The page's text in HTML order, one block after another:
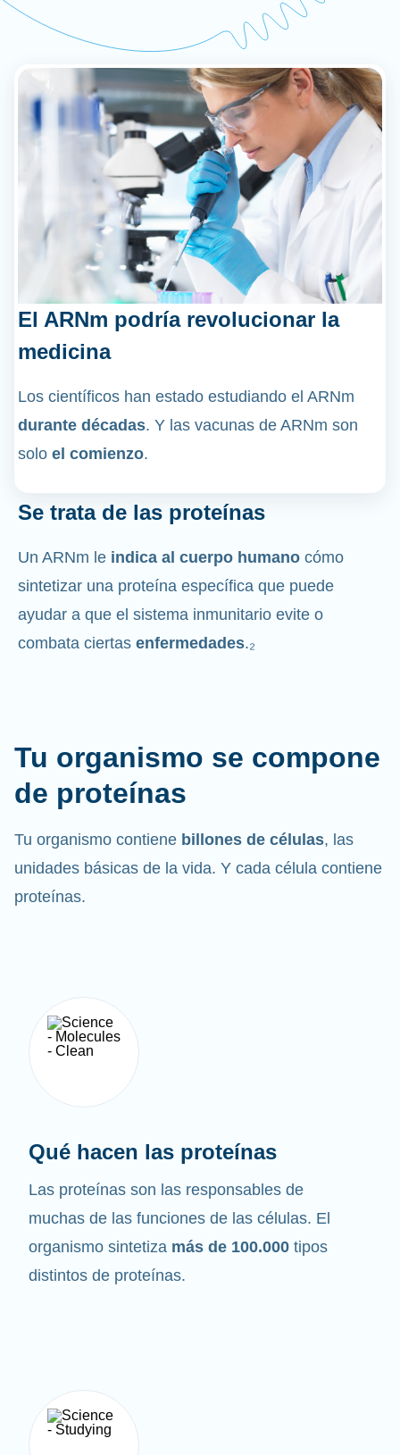
El ARNm podría revolucionar la
medicina
Los científicos han estado estudiando el ARNm
durante décadas. Y las vacunas de ARNm son
solo el comienzo.
Se trata de las proteínas
Un ARNm le indica al cuerpo humano cómo
sintetizar una proteína específica que puede
ayudar a que el sistema inmunitario evite o
combata ciertas enfermedades.₂
Tu organismo se compone
de proteínas
Tu organismo contiene billones de células, las
unidades básicas de la vida. Y cada célula contiene
proteínas.
Qué hacen las proteínas
Las proteínas son las responsables de
muchas de las funciones de las células. El
organismo sintetiza más de 100.000 tipos
distintos de proteínas.